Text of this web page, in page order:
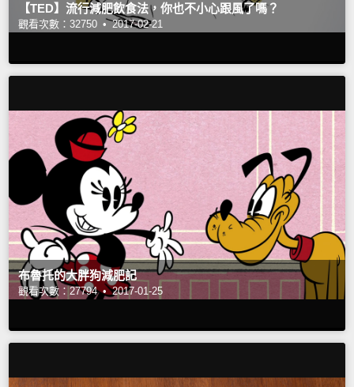
【TED】流行減肥飲食法，你也不小心跟風了嗎？
觀看次數：32750 • 2017-02-21
布魯托的大胖狗減肥記
觀看次數：27794 • 2017-01-25